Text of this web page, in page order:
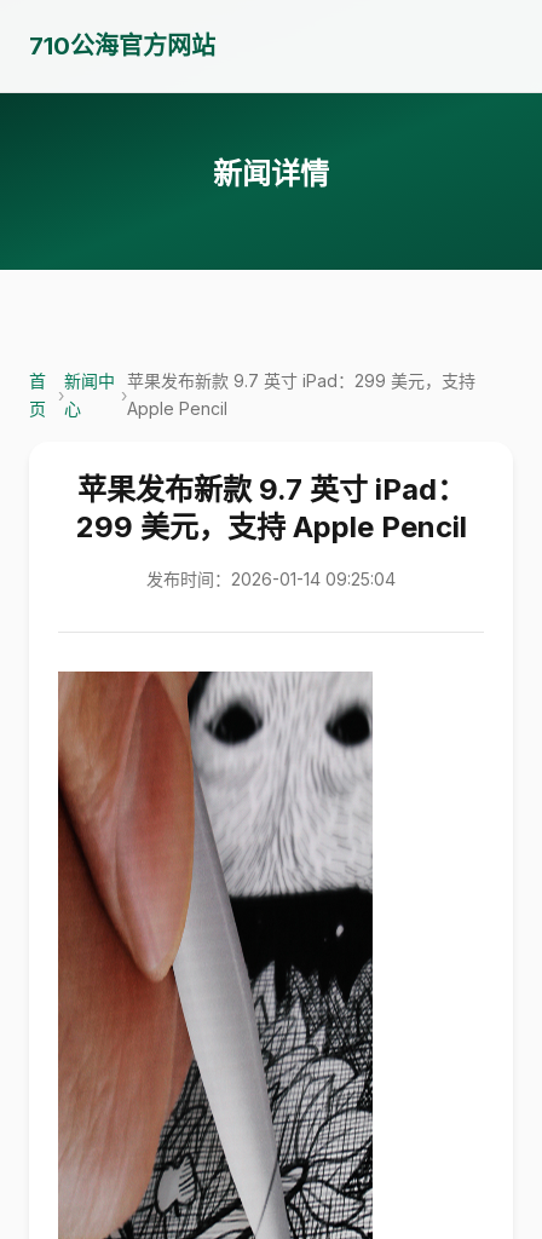
710公海官方网站
新闻详情
首
页
›
新闻中
心
›
苹果发布新款 9.7 英寸 iPad：299 美元，支持
Apple Pencil
苹果发布新款 9.7 英寸 iPad：
299 美元，支持 Apple Pencil
发布时间：2026-01-14 09:25:04